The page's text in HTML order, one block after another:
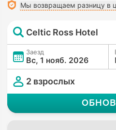
Мы возвращаем разницу в
Celtic Ross Hotel
Заезд
Вс, 1 нояб. 2026
2 взрослых